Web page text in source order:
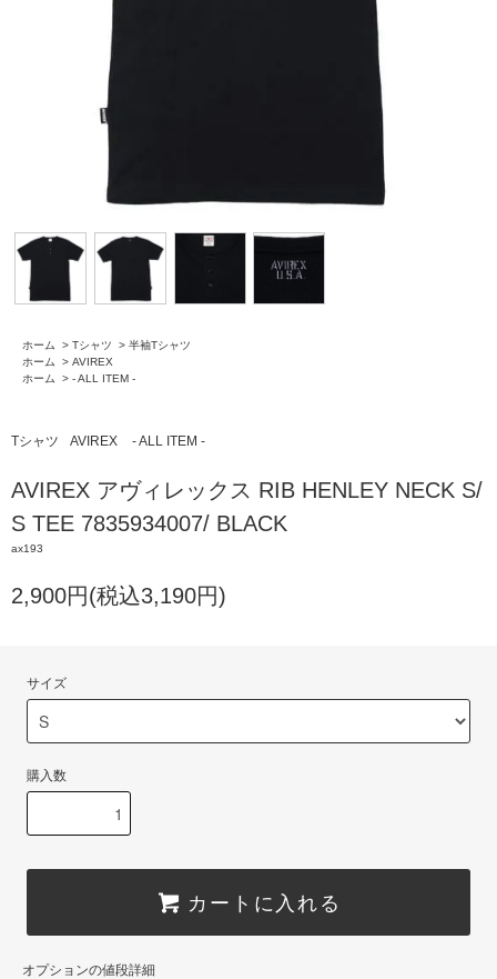
ホーム > Tシャツ > 半袖Tシャツ
ホーム
> AVIREX
ホーム
> - ALL ITEM -
Tシャツ AVIREX - ALL ITEM -
AVIREX アヴィレックス RIB HENLEY NECK S/
S TEE 7835934007/ BLACK
ax193
2,900円(税込3,190円)
サイズ
購入数
カートに入れる
オプションの値段詳細